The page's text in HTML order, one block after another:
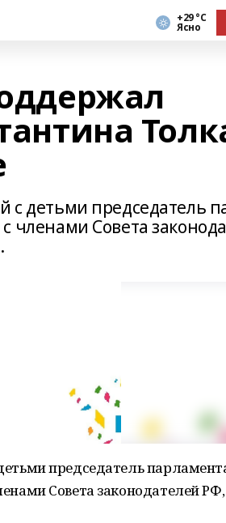
+29 °С
Ясно
с детьми председатель
членами Совета
председатель
Совета законодателей РФ,